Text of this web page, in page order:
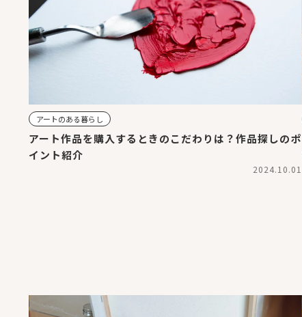
アートのある暮らし
アート作品を購入するときのこだわりは？作品探しのポ
イント紹介
2024.10.01